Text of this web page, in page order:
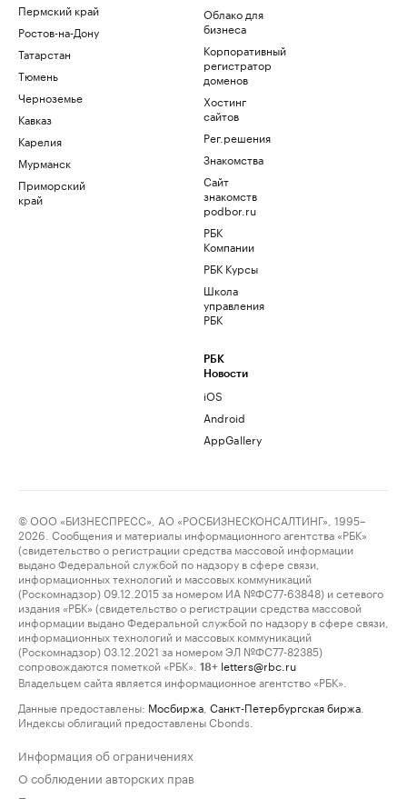
Пермский край
Ростов-на-Дону
Татарстан
Тюмень
Черноземье
Кавказ
Карелия
Мурманск
Приморский
край
Облако для
бизнеса
Корпоративный
регистратор
доменов
Хостинг
сайтов
Рег.решения
Знакомства
Сайт
знакомств
podbor.ru
РБК
Компании
РБК Курсы
Школа
управления
РБК
РБК
Новости
iOS
Android
AppGallery
© ООО «БИЗНЕСПРЕСС», АО «РОСБИЗНЕСКОНСАЛТИНГ», 1995–
2026. Сообщения и материалы информационного агентства «РБК»
(свидетельство о регистрации средства массовой информации
выдано Федеральной службой по надзору в сфере связи,
информационных технологий и массовых коммуникаций
(Роскомнадзор) 09.12.2015 за номером ИА №ФС77-63848) и сетевого
издания «РБК» (свидетельство о регистрации средства массовой
информации выдано Федеральной службой по надзору в сфере связи,
информационных технологий и массовых коммуникаций
(Роскомнадзор) 03.12.2021 за номером ЭЛ №ФС77-82385)
сопровождаются пометкой «РБК».
18+ letters@rbc.ru
Владельцем сайта является информационное агентство «РБК».
Данные предоставлены: Мосбиржа Санкт-Петербургская биржа
Индексы облигаций предоставлены Cbonds.
Информация об ограничениях
О соблюдении авторских прав